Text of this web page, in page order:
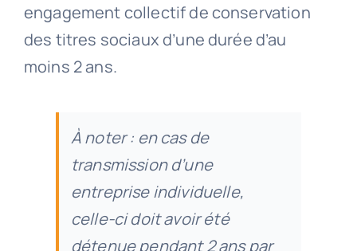
engagement collectif de conservation
des titres sociaux d’une durée d’au
moins 2 ans.
À noter : en cas de
transmission d’une
entreprise individuelle,
celle-ci doit avoir été
détenue pendant 2 ans par